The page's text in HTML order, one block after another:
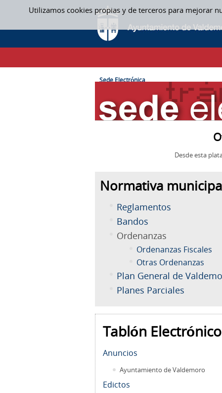
Utilizamos cookies propias y de terceros para mejorar
Saltar al contenido
SEDE ELECTRÓNICA
CAMINO DE MIGAS
Sede Electrónica
Desde esta
Normativa
Reglamentos
Bandos
Ordenanzas
Ordenanzas Fiscales
Otras Ordenanzas
Plan General de
Planes Parciales
Tablón Electrónico
Anuncios
Ayuntamiento de Valdemoro
Edictos